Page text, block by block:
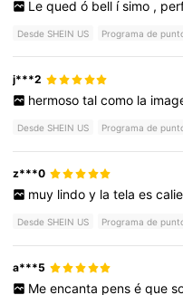
Le qued ó bell ísimo ,
Desde SHEIN US Programa de
j***2
hermoso tal como la
Desde SHEIN US Programa de
z***0
muy lindo y la tela es
Desde SHEIN US Programa de
a***5
Me encanta pens é que